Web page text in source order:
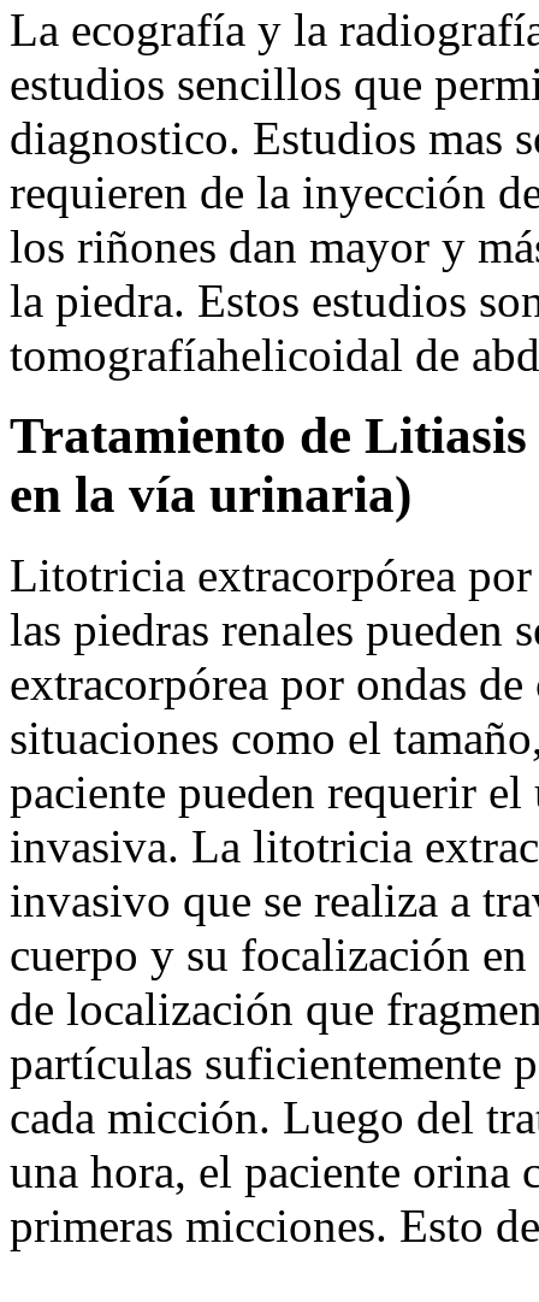
La ecografía y la
estudios sencillos que
diagnostico. Estudios mas
requieren de la inyección
los riñones dan mayor y
la piedra. Estos estudios
tomografíahelicoidal de
Tratamiento de
en la vía urinaria)
Litotricia extracorpórea
las piedras renales pueden
extracorpórea por ondas
situaciones como el
paciente pueden requerir
invasiva. La litotricia
invasivo que se realiza a
cuerpo y su focalización
de localización que
partículas suficientemente
cada micción. Luego del
una hora, el paciente orina
primeras micciones. Esto